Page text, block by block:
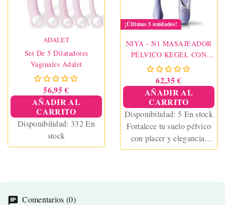
ADALET
Set De 5 Dilatadores
Vaginales Adalet
56,95 €
AÑADIR AL
CARRITO
Disponibilidad: 332 En
stock
¡Últimas 5 unidades!
NIYA - N1 MASAJEADOR
PÉLVICO KEGEL CON
CONTROL REMOTO
62,35 €
AÑADIR AL
CARRITO
Disponibilidad: 5 En stock
Fortalece tu suelo pélvico
con placer y elegancia.
NIYA – N1es un
Comentarios (0)